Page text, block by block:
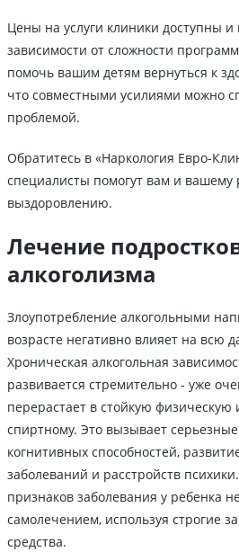
Цены на услуги клиники доступны
зависимости от сложности
помочь вашим детям вернуться к
что совместными усилиями можно
проблемой.
Обратитесь в «Наркология Евро-
специалисты помогут вам и вашему
выздоровлению.
Лечение
алкоголизма
Злоупотребление алкогольными
возрасте негативно влияет на всю
Хроническая алкогольная
развивается стремительно - уже
перерастает в стойкую физическую
спиртному. Это вызывает
когнитивных способностей,
заболеваний и расстройств
признаков заболевания у ребенка
самолечением, используя строгие
средства.